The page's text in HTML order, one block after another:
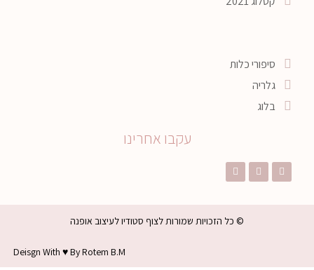
סיפורי כלות
גלריה
בלוג
עקבו אחרינו
© כל הזכויות שמורות לצוף סטודיו לעיצוב אופנה
Deisgn With ♥ By Rotem B.m